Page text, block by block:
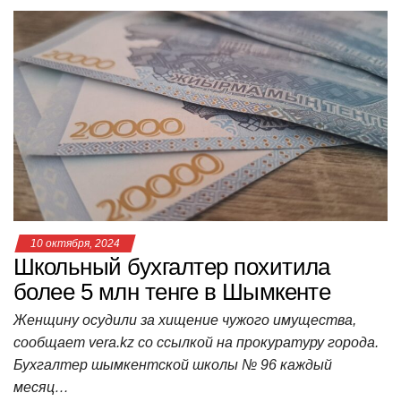
at
s
A
p
c
e
b
o
k
tt
er
n
o
kl
a
ss
ni
ki
e
gr
a
m
.R
u
er п
р
а
в
и
т
ь
10 октября, 2024
Школьный бухгалтер похитила
более 5 млн тенге в Шымкенте
Женщину осудили за хищение чужого имущества,
сообщает vera.kz со ссылкой на прокуратуру города.
Бухгалтер шымкентской школы № 96 каждый
месяц…